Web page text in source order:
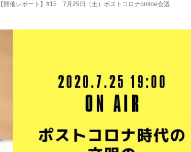
【開催レポート】#15 7月25日（土）ポストコロナonline会議